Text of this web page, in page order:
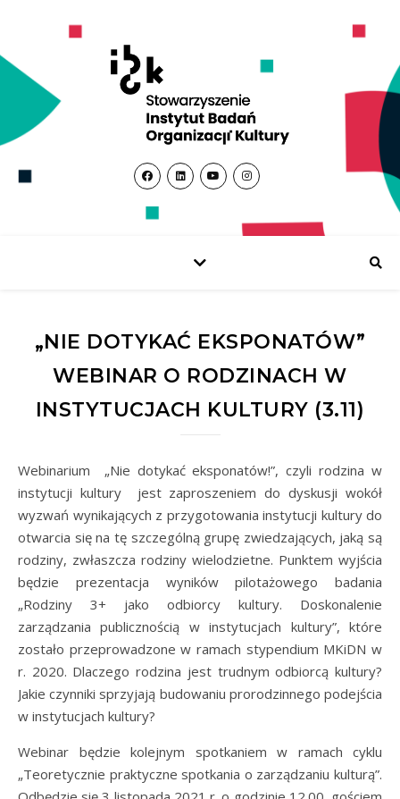
„NIE DOTYKAĆ EKSPONATÓW”
WEBINAR O RODZINACH W
INSTYTUCJACH KULTURY (3.11)
Webinarium „Nie dotykać eksponatów!”, czyli rodzina w
instytucji kultury jest zaproszeniem do dyskusji wokół
wyzwań wynikających z przygotowania instytucji kultury do
otwarcia się na tę szczególną grupę zwiedzających, jaką są
rodziny, zwłaszcza rodziny wielodzietne. Punktem wyjścia
będzie prezentacja wyników pilotażowego badania
„Rodziny 3+ jako odbiorcy kultury. Doskonalenie
zarządzania publicznością w instytucjach kultury”, które
zostało przeprowadzone w ramach stypendium MKiDN w
r. 2020. Dlaczego rodzina jest trudnym odbiorcą kultury?
Jakie czynniki sprzyjają budowaniu prorodzinnego podejścia
w instytucjach kultury?
Webinar będzie kolejnym spotkaniem w ramach cyklu
„Teoretycznie praktyczne spotkania o zarządzaniu kulturą”.